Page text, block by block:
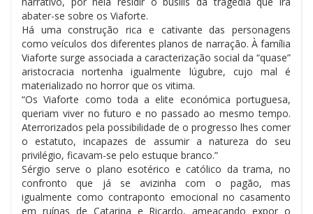
abater-se sobre os Viaforte.
Há uma construção rica e cativante das personagens
como veículos dos diferentes planos de narração. À família
Viaforte surge associada a caracterização social da “quase”
aristocracia nortenha igualmente lúgubre, cujo mal é
materializado no horror que os vitima.
“Os Viaforte como toda a elite económica portuguesa,
queriam viver no futuro e no passado ao mesmo tempo.
Aterrorizados pela possibilidade de o progresso lhes comer
o estatuto, incapazes de assumir a natureza do seu
privilégio, ficavam-se pelo estuque branco.”
Sérgio serve o plano esotérico e católico da trama, no
confronto que já se avizinha com o pagão, mas
igualmente como contraponto emocional no casamento
em ruínas de Catarina e Ricardo, ameaçando expor o